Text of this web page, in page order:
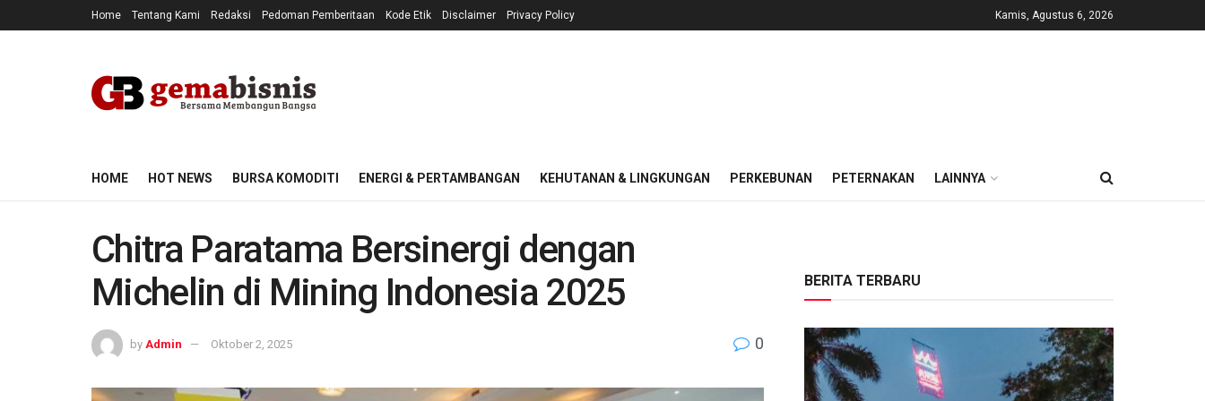
Home Tentang Kami Redaksi Pedoman Pemberitaan Kode Etik Disclaimer Privacy Policy Kamis, Agustus 6, 2026
HOME HOT NEWS BURSA KOMODITI ENERGI & PERTAMBANGAN KEHUTANAN & LINGKUNGAN PERKEBUNAN PETERNAKAN LAINNYA
Chitra Paratama Bersinergi dengan
Michelin di Mining Indonesia 2025
by Admin Oktober 2, 2025 0
BERITA TERBARU